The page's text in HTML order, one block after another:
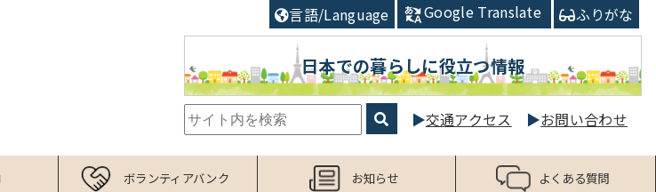
言語/Language Google Translate ふりがな
日本での暮らしに役立つ情報
交通アクセス お問い合わせ
ボランティアバンク お知らせ よくある質問